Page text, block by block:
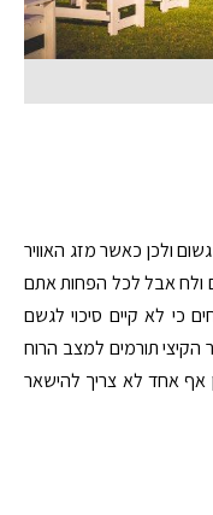
ולכן כאשר מזג האוויר
חם ולח אבל לכל הפחות אתם
כי לא קיים סיכוי לגשם
הקיצי תורמים למצב הרוח
אף אחד לא צריך להישאר